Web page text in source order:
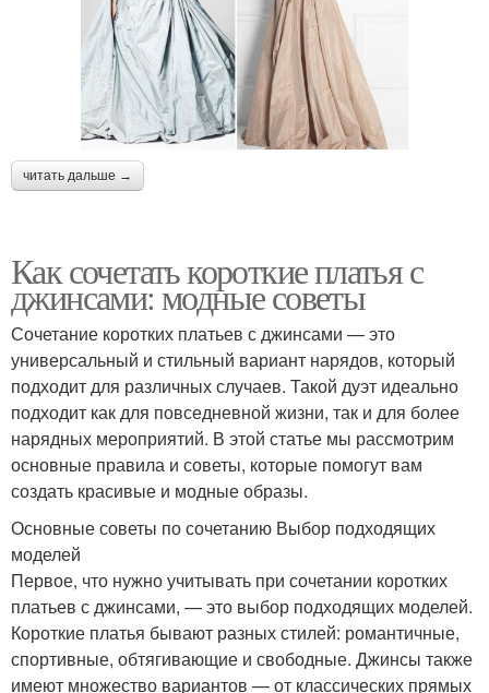
читать дальше →
Как сочетать короткие платья с
джинсами: модные советы
Сочетание коротких платьев с джинсами — это
универсальный и стильный вариант нарядов, который
подходит для различных случаев. Такой дуэт идеально
подходит как для повседневной жизни, так и для более
нарядных мероприятий. В этой статье мы рассмотрим
основные правила и советы, которые помогут вам
создать красивые и модные образы.
Основные советы по сочетанию Выбор подходящих
моделей
Первое, что нужно учитывать при сочетании коротких
платьев с джинсами, — это выбор подходящих моделей.
Короткие платья бывают разных стилей: романтичные,
спортивные, обтягивающие и свободные. Джинсы также
имеют множество вариантов — от классических прямых